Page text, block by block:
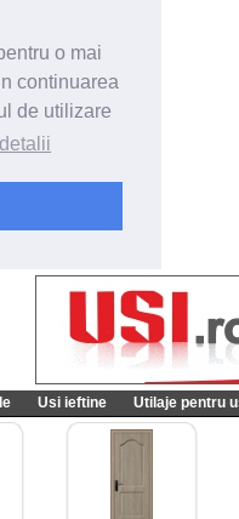
o mai
continuarea
de utilizare
Usi ieftine Utilaje pentru